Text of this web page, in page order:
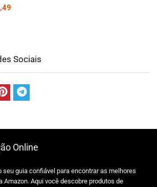
Sociais
Online
seu guia confiável para encontrar as melhores
Amazon. Aqui você descobre produtos de